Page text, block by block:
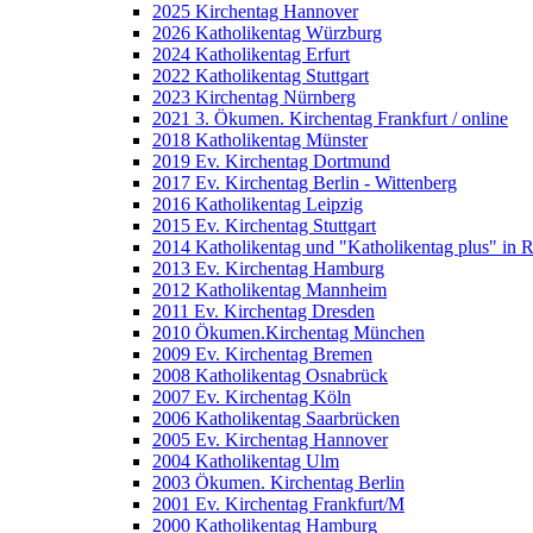
2025 Kirchentag Hannover
2026 Katholikentag Würzburg
2024 Katholikentag Erfurt
2022 Katholikentag Stuttgart
2023 Kirchentag Nürnberg
2021 3. Ökumen. Kirchentag Frankfurt / online
2018 Katholikentag Münster
2019 Ev. Kirchentag Dortmund
2017 Ev. Kirchentag Berlin - Wittenberg
2016 Katholikentag Leipzig
2015 Ev. Kirchentag Stuttgart
2014 Katholikentag und "Katholikentag plus" in
2013 Ev. Kirchentag Hamburg
2012 Katholikentag Mannheim
2011 Ev. Kirchentag Dresden
2010 Ökumen.Kirchentag München
2009 Ev. Kirchentag Bremen
2008 Katholikentag Osnabrück
2007 Ev. Kirchentag Köln
2006 Katholikentag Saarbrücken
2005 Ev. Kirchentag Hannover
2004 Katholikentag Ulm
2003 Ökumen. Kirchentag Berlin
2001 Ev. Kirchentag Frankfurt/M
2000 Katholikentag Hamburg